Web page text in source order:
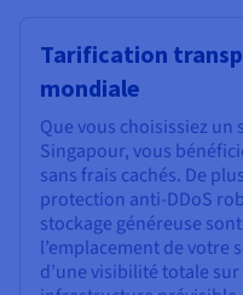
Tarification
mondiale
Que vous choisissiez un
Singapour, vous
sans frais cachés. De
protection anti-DDoS
stockage généreuse
l’emplacement de votre
d’une visibilité totale